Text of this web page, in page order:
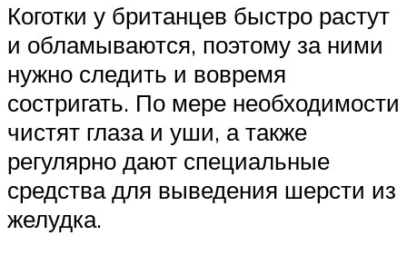
Коготки у британцев быстро растут
и обламываются, поэтому за ними
нужно следить и вовремя
состригать. По мере необходимости
чистят глаза и уши, а также
регулярно дают специальные
средства для выведения шерсти из
желудка.